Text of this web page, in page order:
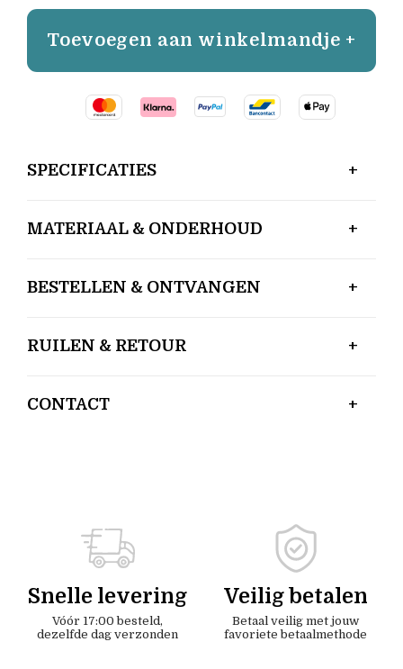
Toevoegen aan winkelmandje +
SPECIFICATIES
MATERIAAL & ONDERHOUD
BESTELLEN & ONTVANGEN
RUILEN & RETOUR
CONTACT
Snelle levering
Vóór 17:00 besteld,
dezelfde dag verzonden
Veilig betalen
Betaal veilig met jouw
favoriete betaalmethode